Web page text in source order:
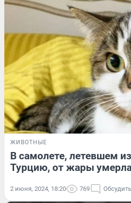
ЖИВОТНЫЕ
В самолете, летевшем
Турцию, от жары
2 июня, 2024, 18:20 769 Обсудить